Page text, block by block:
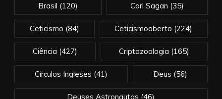
Brasil (120) Carl Sagan (35)
Ceticismo (84) Ceticismoaberto (224)
Ciência (427) Criptozoologia (165)
Círculos Ingleses (41) Deus (56)
Deuses Astronautas (46)